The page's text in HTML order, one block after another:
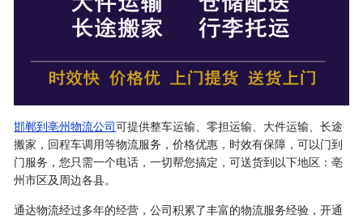
邯郸到亳州物流公司可提供整车运输、零担运输、大件运输、长途
搬家，回程车调用等物流服务，价格优惠，时效有保障，可以门到
门服务，您只需一个电话，一切帮您搞定，可送货到以下地区：亳
州市区及周边各县。
通达物流经过多年的经营，公司积累了丰富的物流服务经验，开通